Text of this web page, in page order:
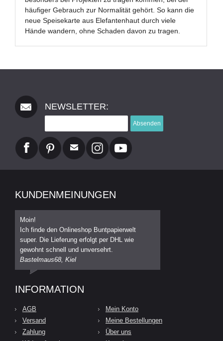
häufiger Gebrauch zur Normalität gehört. So kann die
neue Speisekarte aus Elefantenhaut durch viele
Hände wandern, ohne Schaden davon zu tragen.
NEWSLETTER:
Absenden
KUNDENMEINUNGEN
Moin!
Ich finde den Onlineshop Buntpapierwelt
super. Die Lieferung erfolgt per DHL wie
gewohnt schnell und unversehrt.
Bastelmaus68, Kiel
INFORMATION
AGB
Versand
Zahlung
Mein Konto
Meine Bestellungen
Über uns